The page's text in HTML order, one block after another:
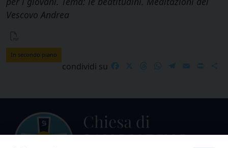
Vescovo Andrea
In secondo piano
condividi su FacebookThreadsWhatsApp
Telegram
EmailPrint